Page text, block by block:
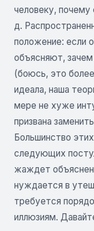
человеку, почему
д.
положение: если
объясняют,
(боюсь, это
идеала, наша
мере не хуже
призвана
Большинство
следующих
жаждет
нуждается в
требуется
иллюзиям.